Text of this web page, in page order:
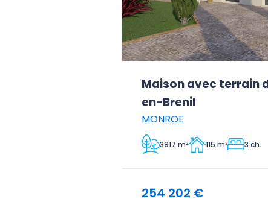
Maison avec terrain
en-Brenil
MONROE
3917 m² 115 m² 3 ch.
254 202 €